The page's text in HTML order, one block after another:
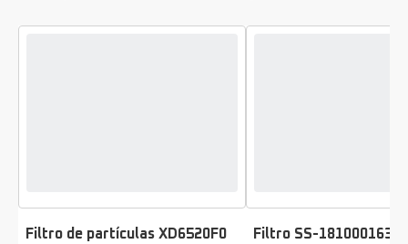
Filtro de partículas XD6520F0
Classificação Filtro SS-1810001637
Classificação